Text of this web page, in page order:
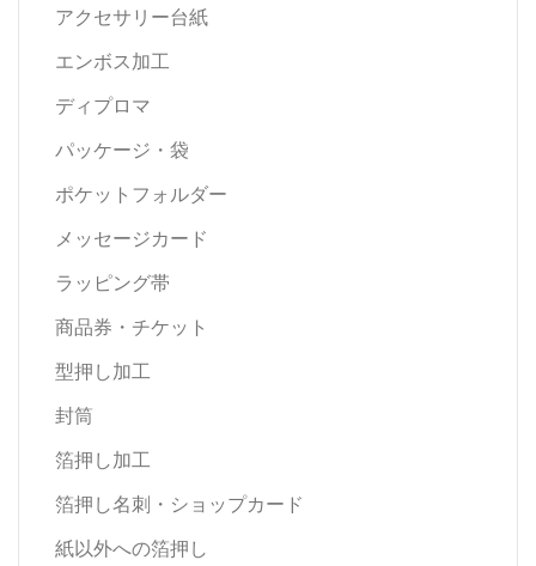
アクセサリー台紙
エンボス加工
ディプロマ
パッケージ・袋
ポケットフォルダー
メッセージカード
ラッピング帯
商品券・チケット
型押し加工
封筒
箔押し加工
箔押し名刺・ショップカード
紙以外への箔押し